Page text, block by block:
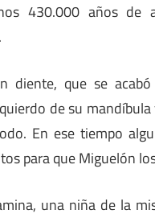
430.000 años de
que se
de su
En ese tiempo
para que Miguelón
una niña de la